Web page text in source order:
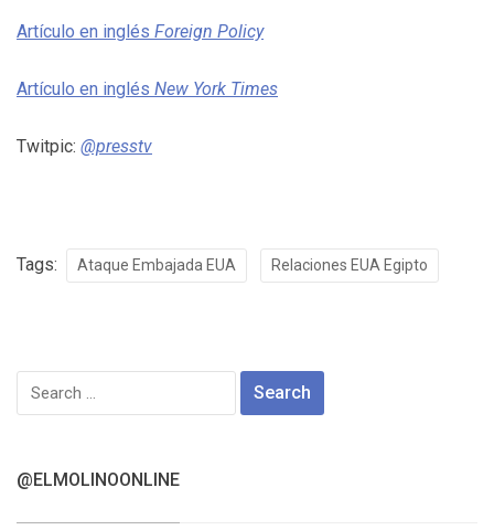
Artículo en inglés Foreign Policy
Artículo en inglés New York Times
Twitpic: @presstv
Tags: Ataque Embajada EUA Relaciones EUA Egipto
Search
for:
@ELMOLINOONLINE